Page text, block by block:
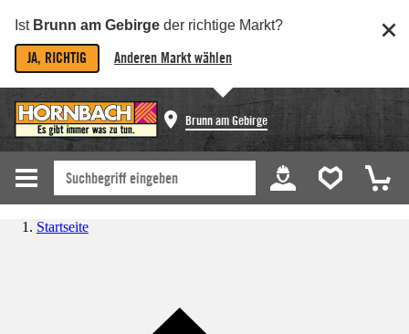
Ist Brunn am Gebirge der richtige Markt?
JA, RICHTIG Anderen Markt wählen
Brunn am Gebirge
Startseite